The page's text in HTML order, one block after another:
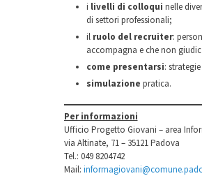
i livelli di colloqui nelle
di settori professionali;
il ruolo del recruiter:
accompagna e che non
come presentarsi:
simulazione pratica.
Per informazioni
Ufficio Progetto Giovani – area
via Altinate, 71 – 35121 Padova
Tel.: 049 8204742
Mail: